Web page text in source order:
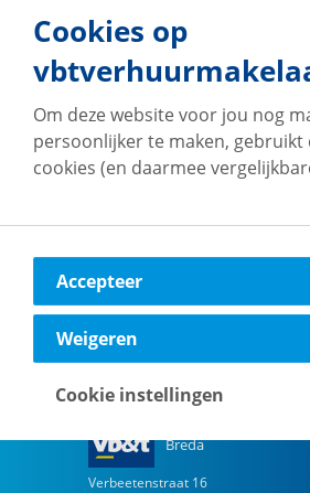
Naar vestiging
vb&t
Kroonpark 2
Breda
Verbeetenstraat 16
Cookies op
Om deze website voor jou nog
persoonlijker te maken, gebruikt
cookies (en daarmee
Accepteer
Weigeren
Cookie instellingen